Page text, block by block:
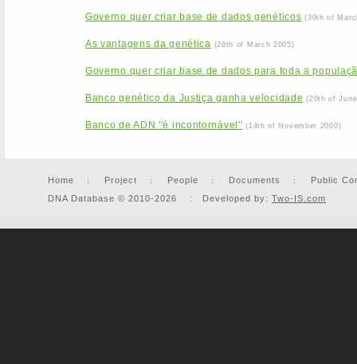
Governo quer criar base de dados genéticos (30th of
As vantagens da genética (28th of March 2005)
Governo quer criar base de dados para toda a
Banco genético da Justiça ganha velocidade (20th of
Banco de ADN ''é incontornável'' (14th of November 2000)
Home Project People Documents
Public
DNA Database © 2010-2026 : Developed by: Two-IS.com